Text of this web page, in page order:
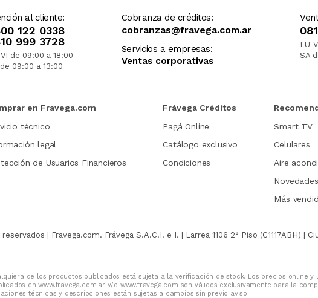
al cliente:
122 0338
999 3728
VI de 09:00 a 18:00
09:00 a 13:00
Cobranza de créditos:
cobranzas@fravega.com.ar
Servicios a empresas:
Ventas corporativas
LU-
SA
en Fravega.com
técnico
legal
de Usuarios Financieros
Frávega Créditos
Pagá Online
Catálogo exclusivo
Condiciones
Smart TV
Celulares
Aire
Novedades
Más
| Fravega.com. Frávega S.A.C.I. e I. | Larrea 1106 2° Piso (C1117ABH) |
de los productos publicados está sujeta a la verificación de stock. Los precios online y
en www.fravega.com.ar y/o www.fravega.com son válidos exclusivamente para la
técnicas y descripciones están sujetas a cambios sin previo aviso.